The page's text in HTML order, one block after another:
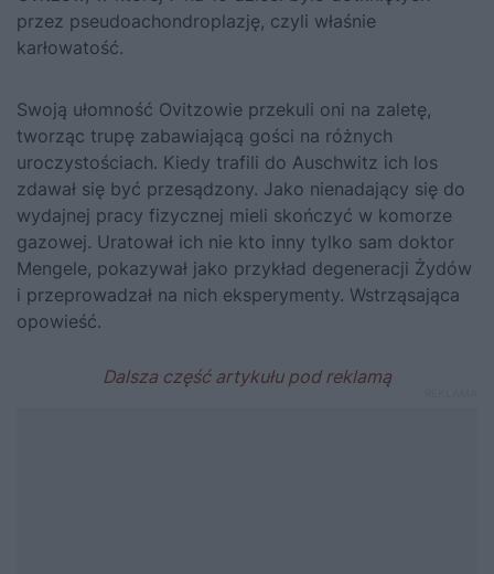
przez pseudoachondroplazję, czyli właśnie
karłowatość.
Swoją ułomność Ovitzowie przekuli oni na zaletę,
tworząc trupę zabawiającą gości na różnych
uroczystościach. Kiedy trafili do Auschwitz ich los
zdawał się być przesądzony. Jako nienadający się do
wydajnej pracy fizycznej mieli skończyć w komorze
gazowej. Uratował ich nie kto inny tylko sam doktor
Mengele, pokazywał jako przykład degeneracji Żydów
i przeprowadzał na nich eksperymenty. Wstrząsająca
opowieść.